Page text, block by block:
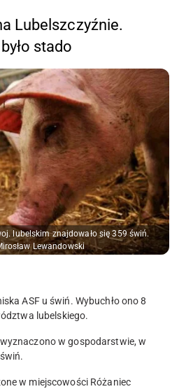
Lubelszczyźnie.
stado
lubelskim znajdowało się 359 świń.
Lewandowski
ASF u świń. Wybuchło ono8
lubelskiego.
w gospodarstwie, w
.
w miejscowości Różaniec